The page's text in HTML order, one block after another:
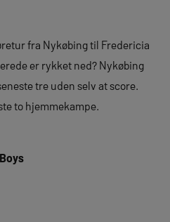
fra Nykøbing til Fredericia
er rykket ned? Nykøbing
tre uden selv at score.
to hjemmekampe.